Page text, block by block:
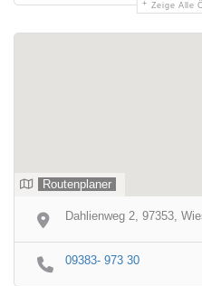
Zeige Alle
Routenplaner
Dahlienweg 2, 97353,
09383- 973 30